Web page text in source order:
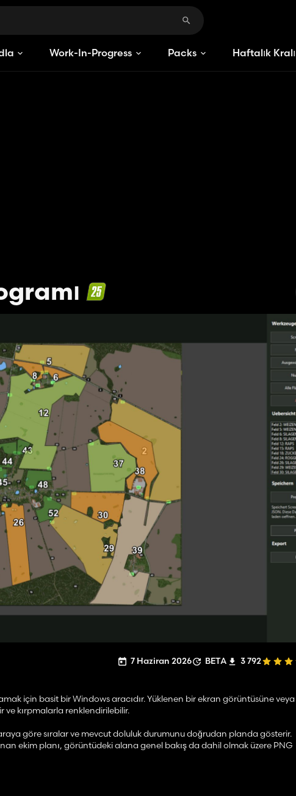
Work-In-Progress Packs Haftalık
7 Haziran 2026 BETA 3 792
için basit bir Windows aracıdır. Yüklenen bir ekran görüntüsüne veya
ve kırpmalarla renklendirilebilir.
göre sıralar ve mevcut doluluk durumunu doğrudan planda gösterir.
ekim planı, görüntüdeki alana genel bakış da dahil olmak üzere PNG